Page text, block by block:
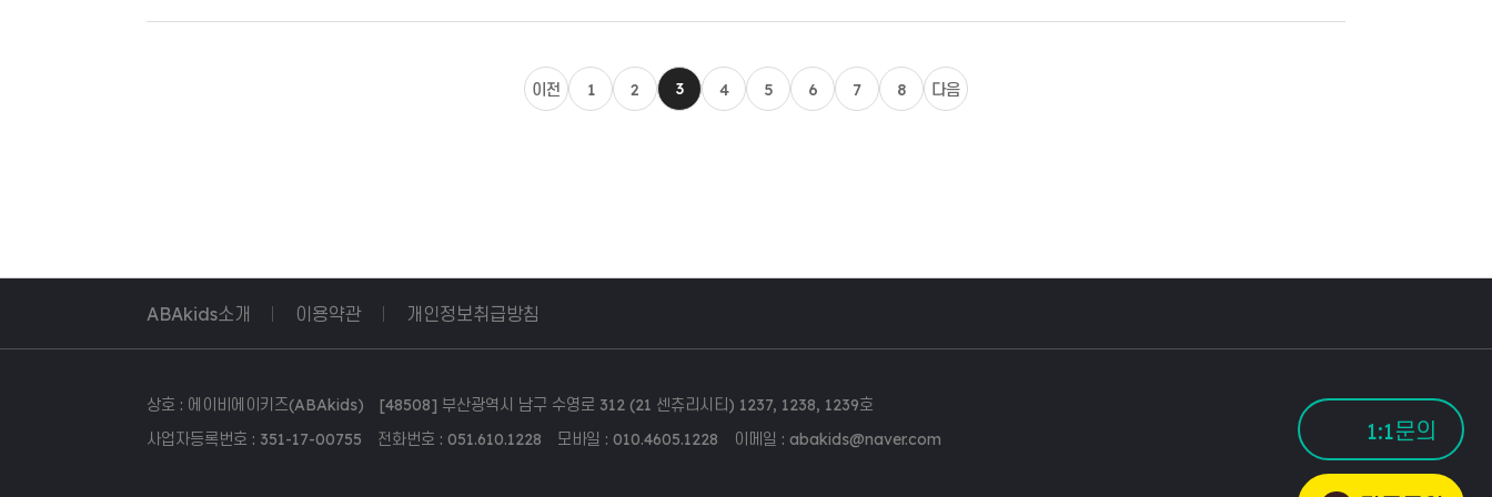
이전 1 2 3 4 5 6 7 8 다음
ABAkids소개 이용약관 개인정보취급방침
상호 : 에이비에이키즈(ABAkids) [48508] 부산광역시 남구 수영로 312 (21 센츄리시티) 1237, 1238, 1239호
사업자등록번호 : 351-17-00755 전화번호 : 051.610.1228 모바일 : 010.4605.1228 이메일 : abakids@naver.com
1:1문의